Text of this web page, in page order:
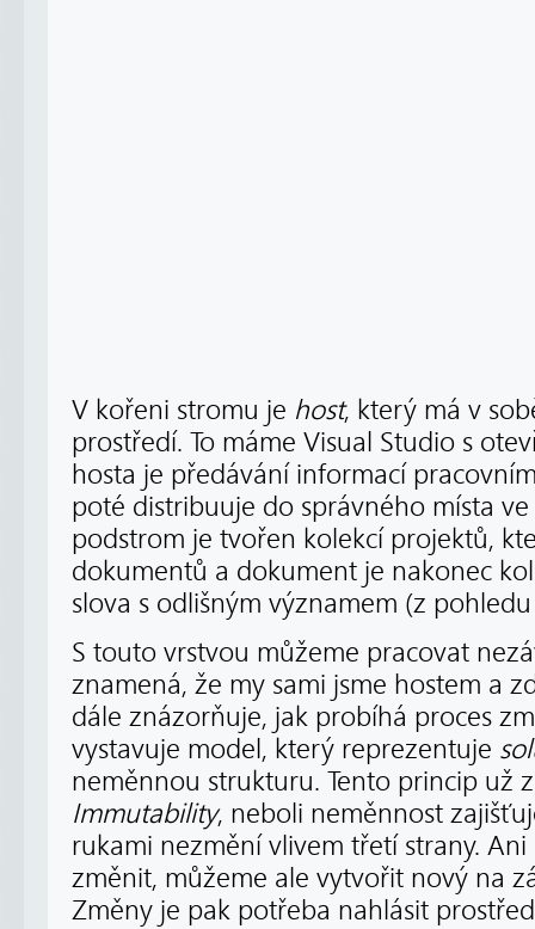
V kořeni stromu je host, který má v
prostředí. To máme Visual Studio s
hosta je předávání informací
poté distribuuje do správného místa
podstrom je tvořen kolekcí projektů,
dokumentů a dokument je nakonec
slova s odlišným významem (z
S touto vrstvou můžeme pracovat
znamená, že my sami jsme hostem a
dále znázorňuje, jak probíhá proces
vystavuje model, který reprezentuje
neměnnou strukturu. Tento princip už
Immutability, neboli neměnnost
rukami nezmění vlivem třetí strany.
změnit, můžeme ale vytvořit nový na
Změny je pak potřeba nahlásit